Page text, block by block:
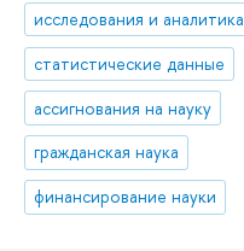
исследования и аналитика
статистические данные
ассигнования на науку
гражданская наука
финансирование науки